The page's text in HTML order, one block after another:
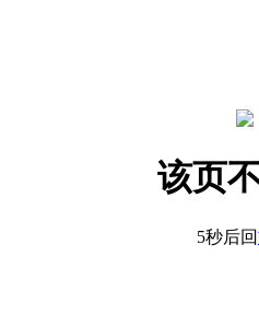
该页
5秒后回